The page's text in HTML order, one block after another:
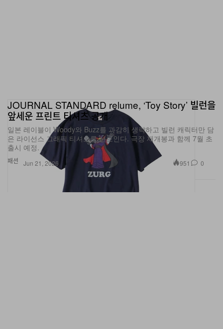
패션
JOURNAL STANDARD relume, ‘Toy Story’ 빌런을
앞세운 프린트 티셔츠 공개
일본 레이블이 Woody와 Buzz를 과감히 생략하고 빌런 캐릭터만 담
은 라이선스 그래픽 티셔츠를 선보인다. 극장 재개봉과 함께 7월 초
출시 예정.
Jun 21, 2026 951 0